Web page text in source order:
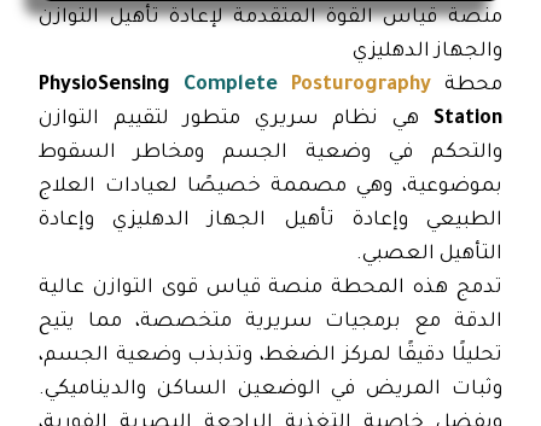
منصة قياس القوة المتقدمة لإعادة تأهيل التوازن
والجهاز الدهليزي
محطة
PhysioSensing Complete
Posturography
Station هي نظام سريري متطور لتقييم التوازن
والتحكم في وضعية الجسم ومخاطر السقوط
بموضوعية، وهي مصممة خصيصًا لعيادات العلاج
الطبيعي وإعادة تأهيل الجهاز الدهليزي وإعادة
التأهيل العصبي.
تدمج هذه المحطة منصة قياس قوى التوازن عالية
الدقة مع برمجيات سريرية متخصصة، مما يتيح
تحليلًا دقيقًا لمركز الضغط، وتذبذب وضعية الجسم،
وثبات المريض في الوضعين الساكن والديناميكي.